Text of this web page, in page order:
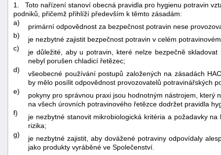
1.
Toto nařízení stanoví obecná pravidla pro hygienu potravin
podniků, přičemž přihlíží především k těmto zásadám:
a)
primární odpovědnost za bezpečnost potravin nese
b)
je nezbytné zajistit bezpečnost potravin v celém
c)
je důležité, aby u potravin, které nelze bezpečně
nebyl porušen chladicí řetězec;
d)
všeobecné používání postupů založených na zásadách
by mělo posílit odpovědnost provozovatelů potravinářských
e)
pokyny pro správnou praxi jsou hodnotným nástrojem, který
na všech úrovních potravinového řetězce dodržet pravidla
f)
je nezbytné stanovit mikrobiologická kritéria a požadavky
rizika;
g)
je nezbytné zajistit, aby dovážené potraviny odpovídaly
jako produkty vyráběné ve Společenství.
-